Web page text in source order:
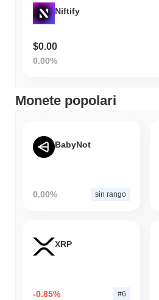
Niftify
$0.00
0.00%
Monete popolari
BabyNot
0.00% sin rango
XRP
-0.85% #6